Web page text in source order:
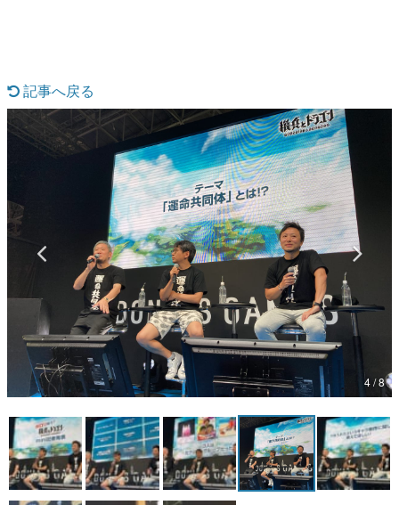
なんでゲームは面白い？
ゲーム開発者・hamatsu氏がゲームの魅力を画面や操作の
具体的な形から解き明かしていく、硬派で骨太な評論連載
です。
ゲームが変えた日本語
「経験値」「裏技」「ラスボス」… ゲームにまつわる言葉
の起源や用法の変遷を、コンピューター文化史研究家・タ
イニーP氏が徹底調査。
カテゴリ
特集記事
マンガ
女性向け
その他
電ファミニコゲーマーとは？
記事へ戻る
4 / 8